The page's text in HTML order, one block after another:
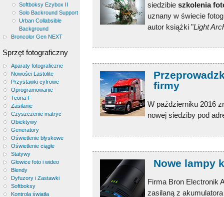
Softboksy Ezybox II
Solo Backround Support
Urban Collabsible
Background
Broncolor Gen NEXT
Sprzęt fotograficzny
Aparaty fotograficzne
Nowości Lastolite
Przystawki cyfrowe
Oprogramowanie
Teoria F
Zasilanie
Czyszczenie matryc
Obiektywy
Generatory
Oświetlenie błyskowe
Oświetlenie ciągłe
Statywy
Głowice foto i wideo
Blendy
Dyfuzory i Zastawki
Softboksy
Kontrola światła
siedzibie szkolenia
uznany w świecie
autor książki "Light
firmy
W październiku 2016
nowej siedziby pod
Nowe lampy
Firma Bron Electronik
zasilaną z